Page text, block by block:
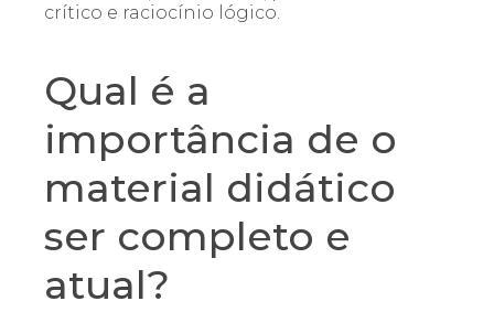
crítico e raciocínio lógico.
Qual é a
importância de o
material didático
ser completo e
atual?